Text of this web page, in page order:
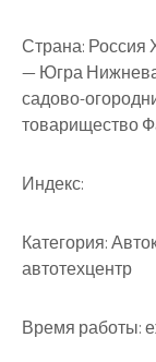
Страна: Россия
— Югра
садово-
товарищество
Индекс:
Категория:
автотехцентр
Время работы: